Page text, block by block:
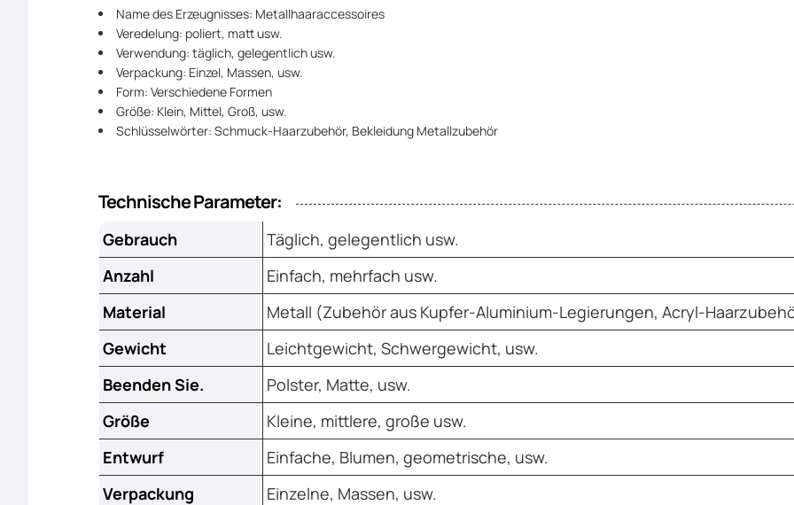
Name des Erzeugnisses: Metallhaaraccessoires
Veredelung: poliert, matt usw.
Verwendung: täglich, gelegentlich usw.
Verpackung: Einzel, Massen, usw.
Form: Verschiedene Formen
Größe: Klein, Mittel, Groß, usw.
Schlüsselwörter: Schmuck-Haarzubehör, Bekleidung Metallzubehör
Technische Parameter:
Gebrauch
Täglich, gelegentlich usw.
Anzahl
Einfach, mehrfach usw.
Material
Metall (Zubehör aus Kupfer-Aluminium-Legierungen, Acryl-
Gewicht
Leichtgewicht, Schwergewicht, usw.
Beenden Sie.
Polster, Matte, usw.
Größe
Kleine, mittlere, große usw.
Entwurf
Einfache, Blumen, geometrische, usw.
Verpackung
Einzelne, Massen, usw.